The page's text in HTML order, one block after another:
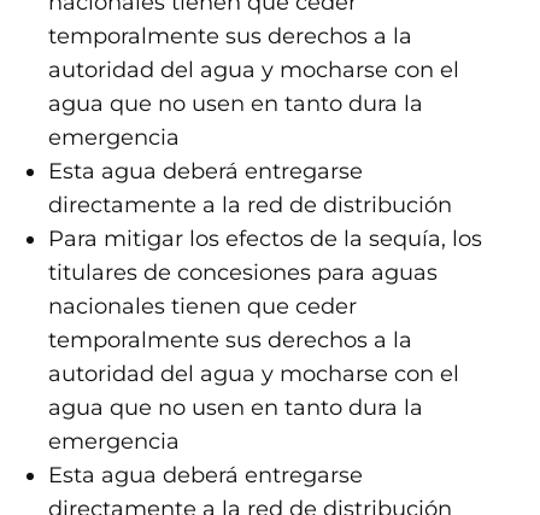
temporalmente sus derechos a la
autoridad del agua y mocharse con el
agua que no usen en tanto dura la
emergencia
Esta agua deberá entregarse
directamente a la red de distribución
Para mitigar los efectos de la sequía, los
titulares de concesiones para aguas
nacionales tienen que ceder
temporalmente sus derechos a la
autoridad del agua y mocharse con el
agua que no usen en tanto dura la
emergencia
Esta agua deberá entregarse
directamente a la red de distribución